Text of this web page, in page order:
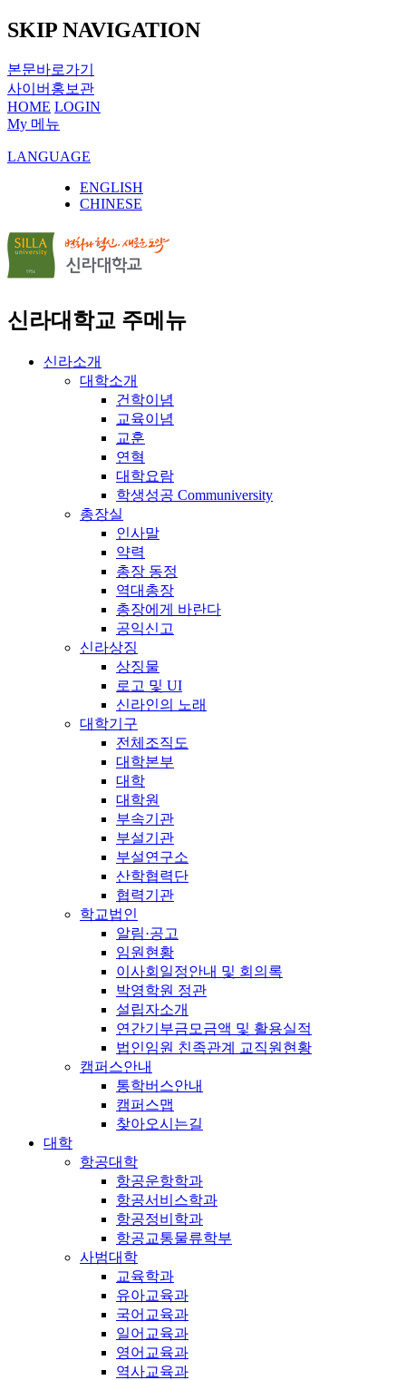
SKIP NAVIGATION
본문바로가기
사이버홍보관
HOME LOGIN
My 메뉴
LANGUAGE
ENGLISH
CHINESE
신라대학교 주메뉴
신라소개
대학소개
건학이념
교육이념
교훈
연혁
대학요람
학생성공 Communiversity
총장실
인사말
약력
총장 동정
역대총장
총장에게 바란다
공익신고
신라상징
상징물
로고 및 UI
신라인의 노래
대학기구
전체조직도
대학본부
대학
대학원
부속기관
부설기관
부설연구소
산학협력단
협력기관
학교법인
알림·공고
임원현황
이사회일정안내 및 회의록
박영학원 정관
설립자소개
연간기부금모금액 및 활용실적
법인임원 친족관계 교직원현황
캠퍼스안내
통학버스안내
캠퍼스맵
찾아오시는길
대학
항공대학
항공운항학과
항공서비스학과
항공정비학과
항공교통물류학부
사범대학
교육학과
유아교육과
국어교육과
일어교육과
영어교육과
역사교육과